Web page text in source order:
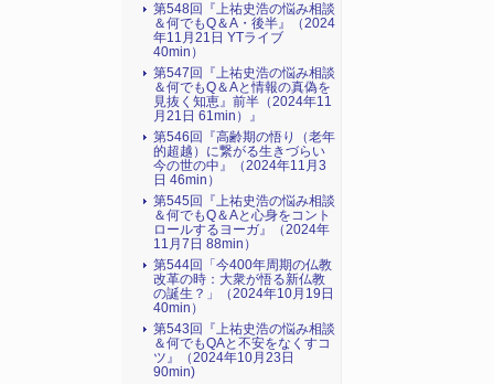
第548回『上祐史浩の悩み相談
＆何でもQ＆A・後半』（2024
年11月21日 YTライブ
40min）
第547回『上祐史浩の悩み相談
＆何でもQ＆Aと情報の真偽を
見抜く知恵』前半（2024年11
月21日 61min）』
第546回『高齢期の悟り（老年
的超越）に繋がる生きづらい
今の世の中』（2024年11月3
日 46min）
第545回『上祐史浩の悩み相談
＆何でもQ＆Aと心身をコント
ロールするヨーガ』（2024年
11月7日 88min）
第544回「今400年周期の仏教
改革の時：大衆が悟る新仏教
の誕生？」（2024年10月19日
40min）
第543回『上祐史浩の悩み相談
＆何でもQAと不安をなくすコ
ツ』（2024年10月23日
90min)